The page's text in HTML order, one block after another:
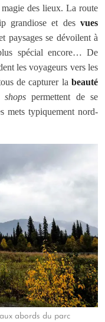
des lieux. La route
grandiose et des vues
paysages se dévoilent à
spécial encore… De
les voyageurs vers les
de capturer la beauté
shops permettent de se
mets typiquement nord-
abords du parc